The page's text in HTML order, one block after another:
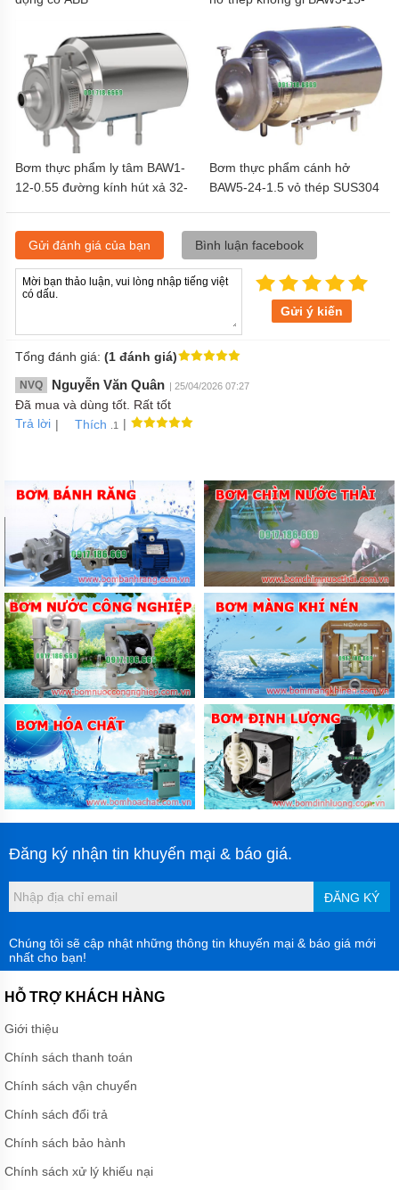
Bơm thực phẩm ly tâm BAW1-
12-0.55 đường kính hút xả 32-
Bơm thực phẩm cánh hở
BAW5-24-1.5 vỏ thép SUS304
Gửi đánh giá của bạn Bình luận facebook
Gửi ý kiến
Tổng đánh giá: (1 đánh giá)
NVQ Nguyễn Văn Quân | 25/04/2026 07:27
Đã mua và dùng tốt. Rất tốt
Trả lời | Thích .1 |
Đăng ký nhận tin khuyến mại & báo giá.
ĐĂNG KÝ
Chúng tôi sẽ cập nhật những thông tin khuyến mại & báo giá mới
nhất cho bạn!
HỖ TRỢ KHÁCH HÀNG
Giới thiệu
Chính sách thanh toán
Chính sách vận chuyển
Chính sách đổi trả
Chính sách bảo hành
Chính sách xử lý khiếu nại